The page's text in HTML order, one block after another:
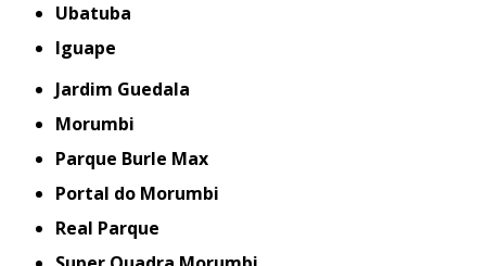
Ubatuba
iguape
Jardim Guedala
Morumbi
Parque Burle Max
Portal do Morumbi
Real Parque